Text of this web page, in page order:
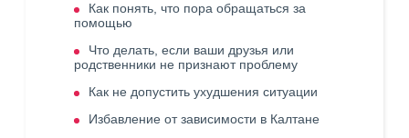
Как понять, что пора обращаться за
помощью
Что делать, если ваши друзья или
родственники не признают проблему
Как не допустить ухудшения ситуации
Избавление от зависимости в Калтане